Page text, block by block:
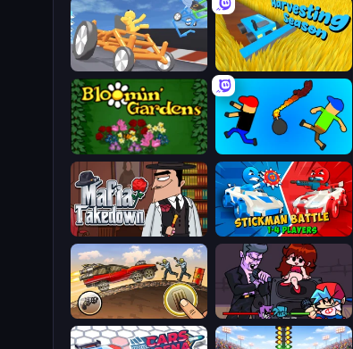
Harvesting Season
Draw Crash Race
Mini-Caps: Bombs
Blooming Gardens
Stickman battle 1-4 Players
Mafia Takedown
Friday Night Funkin'
Earn to Die: Zombie Ride